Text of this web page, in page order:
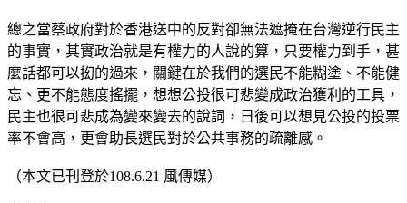
總之當蔡政府對於香港送中的反對卻無法遮掩在台灣逆行民主
的事實，其實政治就是有權力的人說的算，只要權力到手，甚
麼話都可以抝的過來，關鍵在於我們的選民不能糊塗、不能健
忘、更不能態度搖擺，想想公投很可悲變成政治獲利的工具，
民主也很可悲成為變來變去的說詞，日後可以想見公投的投票
率不會高，更會助長選民對於公共事務的疏離感。
（本文已刊登於108.6.21 風傳媒）